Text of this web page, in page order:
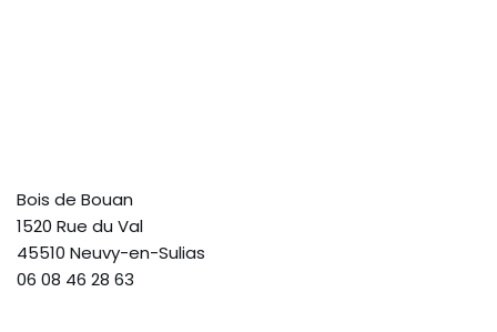
Bois de Bouan
1520 Rue du Val
45510 Neuvy-en-Sulias
06 08 46 28 63